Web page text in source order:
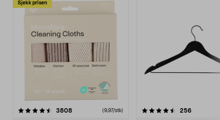
Sjekk prisen
3808anmeldelser(9,97/stk)
4.5av 5 stjerner 256
4.5av 5 stjerner